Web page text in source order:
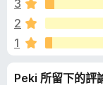
場
的
滿
5
3
2
1
Peki 所留下的評